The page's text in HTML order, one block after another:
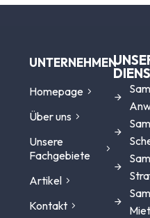
UNTERNEHMEN
Homepage
Über uns
Unsere
Fachgebiete
Artikel
Kontakt